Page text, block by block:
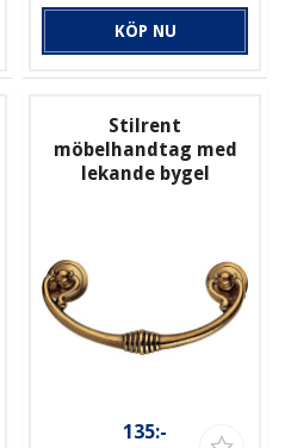
KÖP NU
Stilrent
möbelhandtag med
lekande bygel
135:-